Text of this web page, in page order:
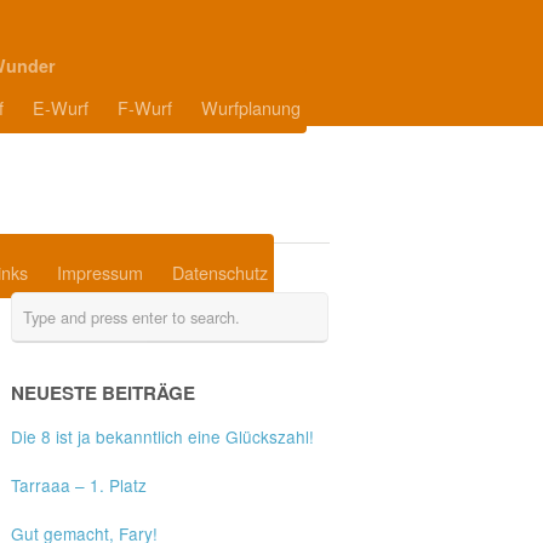
E-Wurf F-Wurf Wurfplanung
Impressum Datenschutz
NEUESTE BEITRÄGE
Die 8 ist ja bekanntlich eine Glückszahl!
Tarraaa – 1. Platz
Gut gemacht, Fary!